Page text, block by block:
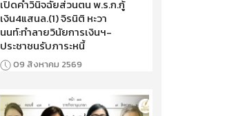
เปิดคำวินิจฉัยส่วนตน พ.ร.ก.กู้
เงิน4แสนล.(1) จิรนิติ หะวา
นนท์:ทำลายวินัยการเงินฯ-
ประชาชนรับภาระหนี้
09 สิงหาคม 2569